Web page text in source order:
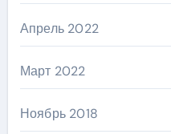
Апрель 2022
Март 2022
Ноябрь 2018